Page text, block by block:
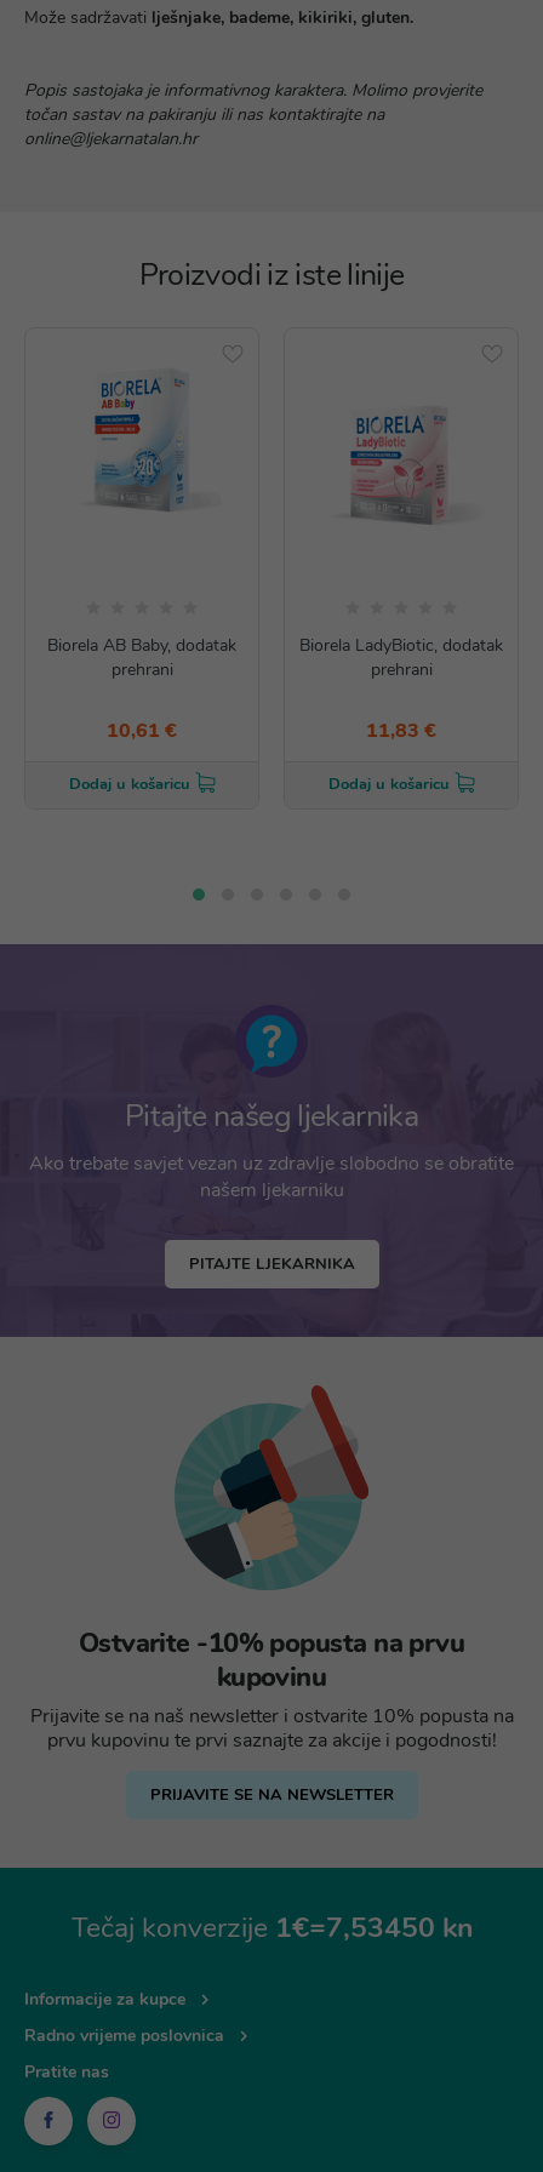
Može sadržavati lješnjake, bademe, kikiriki, gluten.
Popis sastojaka je informativnog karaktera. Molimo provjerite
točan sastav na pakiranju ili nas kontaktirajte na
online@ljekarnatalan.hr
Proizvodi iz iste linije
Biorela AB Baby, dodatak
prehrani
10,61 €
Dodaj u košaricu
Biorela LadyBiotic, dodatak
prehrani
11,83 €
Dodaj u košaricu
Pitajte našeg ljekarnika
Ako trebate savjet vezan uz zdravlje slobodno se obratite
našem ljekarniku
PITAJTE LJEKARNIKA
Ostvarite -10% popusta na prvu
kupovinu
Prijavite se na naš newsletter i ostvarite 10% popusta na
prvu kupovinu te prvi saznajte za akcije i pogodnosti!
PRIJAVITE SE NA NEWSLETTER
Tečaj konverzije 1€=7,53450 kn
Informacije za kupce
Radno vrijeme poslovnica
Pratite nas